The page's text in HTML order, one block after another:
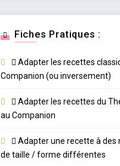
Fiches Pratiques :
Adapter les recettes
Companion (ou inversement)
Adapter les recettes du
au Companion
Adapter une recette à des
de taille / forme différentes